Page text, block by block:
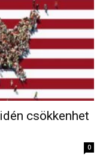
csökkenhet
0